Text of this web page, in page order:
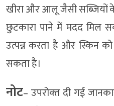
खीरा और आलू जैसी सब्जियों
छुटकारा पाने में मदद मिल
उत्पन्न करता है और स्किन
सकता है।
नोट– उपरोक्‍त दी गई